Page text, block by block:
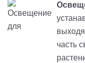
часть